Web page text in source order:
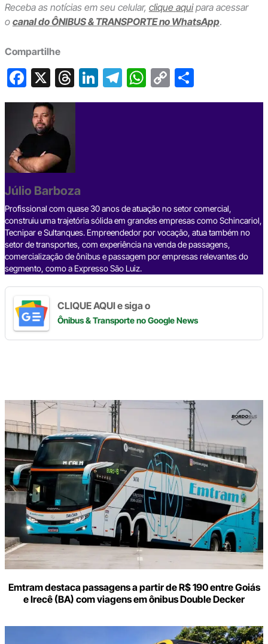
Receba as notícias em seu celular, clique aquipara acessar
o canal do ÔNIBUS & TRANSPORTE no WhatsApp.
Compartilhe
F
a
c
e
b
o
o
k
X T
hr
s
Li
n
T
el
W
h
C
o
S
h
Júlio Barboza
Profissional com quase 30 anos de atuação no setor comercial,
construiu uma trajetória sólida em grandes empresas como Schincariol,
Tecnipar e Sultanques. Empreendedor por vocação, atua também no
setor de transportes, com experiência na venda de passagens,
comercialização de ônibus e passagem por empresas relevantes do
segmento, como a Expresso São Luiz.
CLIQUE AQUI e siga o
Ônibus & Transporteno Google News
Emtram destaca passagens a partir de R$ 190 entre Goiás
e Irecê (BA) com viagens em ônibus Double Decker
Digite
aqui
o
seu
e-
mail